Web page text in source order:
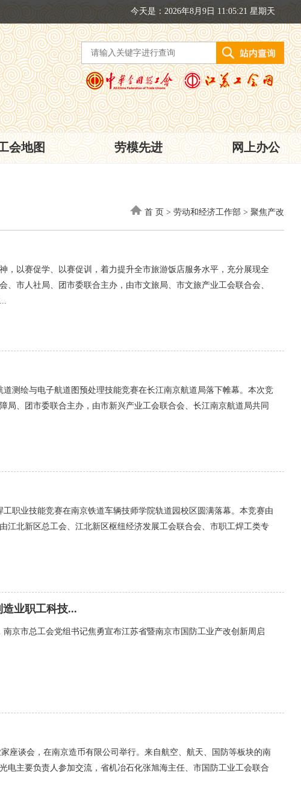
今天是：2026年8月9日 11:05:21 星期天
会地图 劳模先进 网上办公
首 页 > 劳动和经济工作部 > 聚焦产改
，以赛促学、以赛促训，着力提升全市旅游饭店服务水平，充分展现全
、市人社局、团市委联合主办，由市文旅局、市文旅产业工会联合会、
道测绘与电子航道图预处理技能竞赛在长江南京航道局落下帷幕。本次竞
局、团市委联合主办，由市新兴产业工会联合会、长江南京航道局共同
工职业技能竞赛在南京铁道车辆技师学院轨道园校区圆满落幕。本竞赛由
江北新区总工会、江北新区枢纽经济发展工会联合会、市职工焊工类专
业职工科技...
南京市总工会党组书记焦勇宣布江苏省暨南京市国防工业产改创新周启
座谈会，在南京造币有限公司举行。来自航空、航天、国防等板块的南
电主要负责人参加交流，省机冶石化张旭海主任、市国防工业工会联合